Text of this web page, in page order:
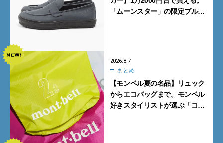
「ムーンスター」の限定ブルー
2026.8.7
まとめ
【モンベル夏の名品】リュック
からエコバッグまで。モンベル
好きスタイリストが選ぶ「コス